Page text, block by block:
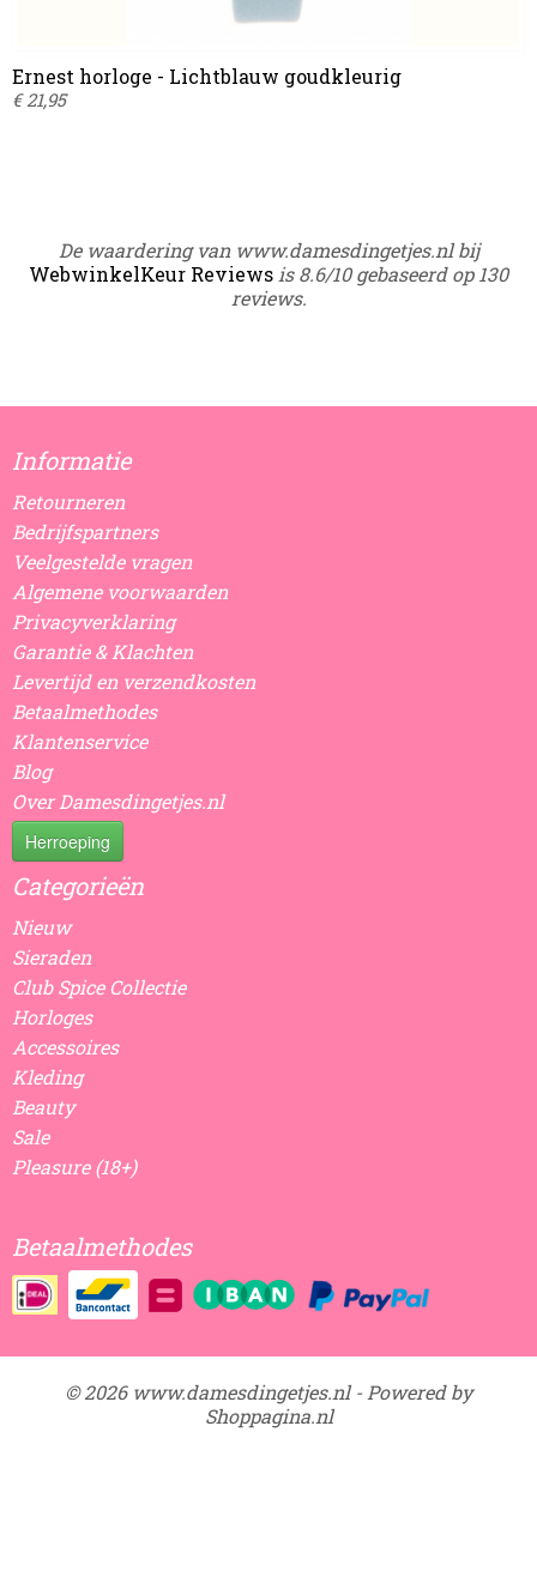
Ernest horloge - Lichtblauw goudkleurig
€ 21,95
De waardering van www.damesdingetjes.nl bij
WebwinkelKeur Reviews is 8.6/10 gebaseerd op 130
reviews.
Informatie
Retourneren
Bedrijfspartners
Veelgestelde vragen
Algemene voorwaarden
Privacyverklaring
Garantie & Klachten
Levertijd en verzendkosten
Betaalmethodes
Klantenservice
Blog
Over Damesdingetjes.nl
Herroeping
Categorieën
Nieuw
Sieraden
Club Spice Collectie
Horloges
Accessoires
Kleding
Beauty
Sale
Pleasure (18+)
Betaalmethodes
© 2026 www.damesdingetjes.nl - Powered by
Shoppagina.nl